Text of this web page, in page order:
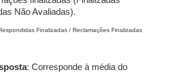
Não Avaliadas).
Finalizadas / Reclamações Finalizadas
: Corresponde à média do